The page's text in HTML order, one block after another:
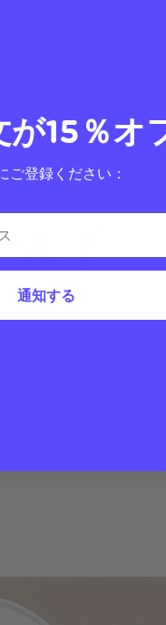
ルド
倍強力な磁力で簡単に
15％オ
ご登録ください：
通知する